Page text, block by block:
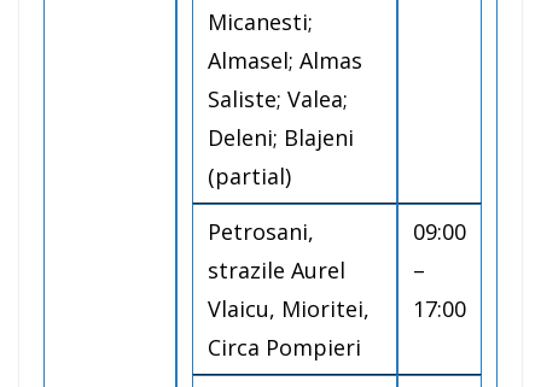
Micanesti;
Almasel; Almas
Saliste; Valea;
Deleni; Blajeni
(partial)
Petrosani,
strazile Aurel
Vlaicu, Mioritei,
Circa Pompieri
09:00
–
17:00